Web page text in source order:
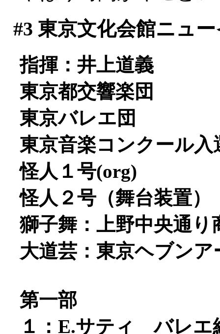
#3 東京文化会館ニュ
指揮：井上道義
東京都交響楽団
東京バレエ団
東京音楽コンクール
怪人１号(org)
怪人２号（舞台装置）
獅子舞：上野中央通り
大道芸：東京ヘブン
第一部
１：E.サティ バレエ